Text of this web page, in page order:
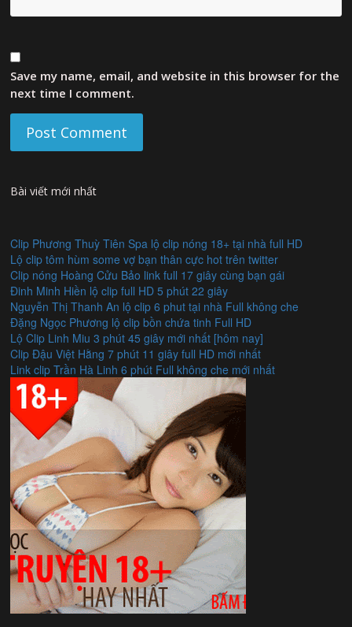
Save my name, email, and website in this browser for the
next time I comment.
Bài viết mới nhất
Clip Phương Thuỳ Tiên Spa lộ clip nóng 18+ tại nhà full HD
Lộ clip tôm hùm some vợ bạn thân cực hot trên twitter
Clip nóng Hoàng Cửu Bảo link full 17 giây cùng bạn gái
Đinh Minh Hiền lộ clip full HD 5 phút 22 giây
Nguyễn Thị Thanh An lộ clip 6 phut tại nhà Full không che
Đặng Ngọc Phương lộ clip bồn chứa tinh Full HD
Lộ Clip Linh Miu 3 phút 45 giây mới nhất [hôm nay]
Clip Đậu Việt Hằng 7 phút 11 giây full HD mới nhất
Link clip Trần Hà Linh 6 phút Full không che mới nhất